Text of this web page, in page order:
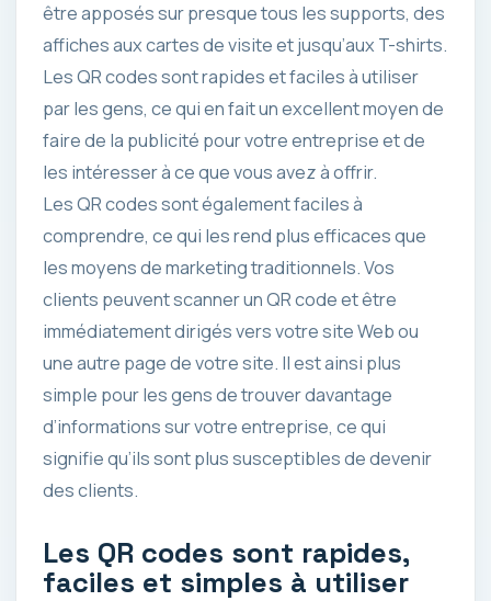
être apposés sur presque tous les supports, des
affiches aux cartes de visite et jusqu’aux T-shirts.
Les QR codes sont rapides et faciles à utiliser
par les gens, ce qui en fait un excellent moyen de
faire de la publicité pour votre entreprise et de
les intéresser à ce que vous avez à offrir.
Les QR codes sont également faciles à
comprendre, ce qui les rend plus efficaces que
les moyens de marketing traditionnels. Vos
clients peuvent scanner un QR code et être
immédiatement dirigés vers votre site Web ou
une autre page de votre site. Il est ainsi plus
simple pour les gens de trouver davantage
d’informations sur votre entreprise, ce qui
signifie qu’ils sont plus susceptibles de devenir
des clients.
Les QR codes sont rapides,
faciles et simples à utiliser